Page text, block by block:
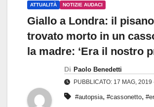
ATTUALITÀ NOTIZIE AUDACI
Giallo a Londra: il
trovato morto in un
la madre: ‘Era il nostro
Di Paolo Benedetti
PUBBLICATO: 17 MAG, 2019
#autopsia, #cassonetto,